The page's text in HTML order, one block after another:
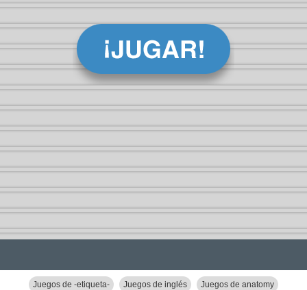
Juegos de -etiqueta- Juegos de inglés Juegos de anatomy